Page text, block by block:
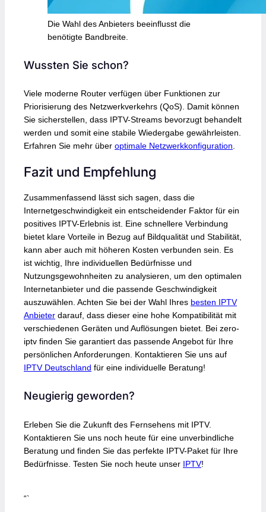
Die Wahl des Anbieters beeinflusst die
benötigte Bandbreite.
Wussten Sie schon?
Viele moderne Router verfügen über Funktionen zur
Priorisierung des Netzwerkverkehrs (QoS). Damit können
Sie sicherstellen, dass IPTV-Streams bevorzugt behandelt
werden und somit eine stabile Wiedergabe gewährleisten.
Erfahren Sie mehr über optimale Netzwerkkonfiguration.
Fazit und Empfehlung
Zusammenfassend lässt sich sagen, dass die
Internetgeschwindigkeit ein entscheidender Faktor für ein
positives IPTV-Erlebnis ist. Eine schnellere Verbindung
bietet klare Vorteile in Bezug auf Bildqualität und Stabilität,
kann aber auch mit höheren Kosten verbunden sein. Es
ist wichtig, Ihre individuellen Bedürfnisse und
Nutzungsgewohnheiten zu analysieren, um den optimalen
Internetanbieter und die passende Geschwindigkeit
auszuwählen. Achten Sie bei der Wahl Ihres besten IPTV
Anbieter darauf, dass dieser eine hohe Kompatibilität mit
verschiedenen Geräten und Auflösungen bietet. Bei zero-
iptv finden Sie garantiert das passende Angebot für Ihre
persönlichen Anforderungen. Kontaktieren Sie uns auf
IPTV Deutschland für eine individuelle Beratung!
Neugierig geworden?
Erleben Sie die Zukunft des Fernsehens mit IPTV.
Kontaktieren Sie uns noch heute für eine unverbindliche
Beratung und finden Sie das perfekte IPTV-Paket für Ihre
Bedürfnisse. Testen Sie noch heute unser IPTV!
“`